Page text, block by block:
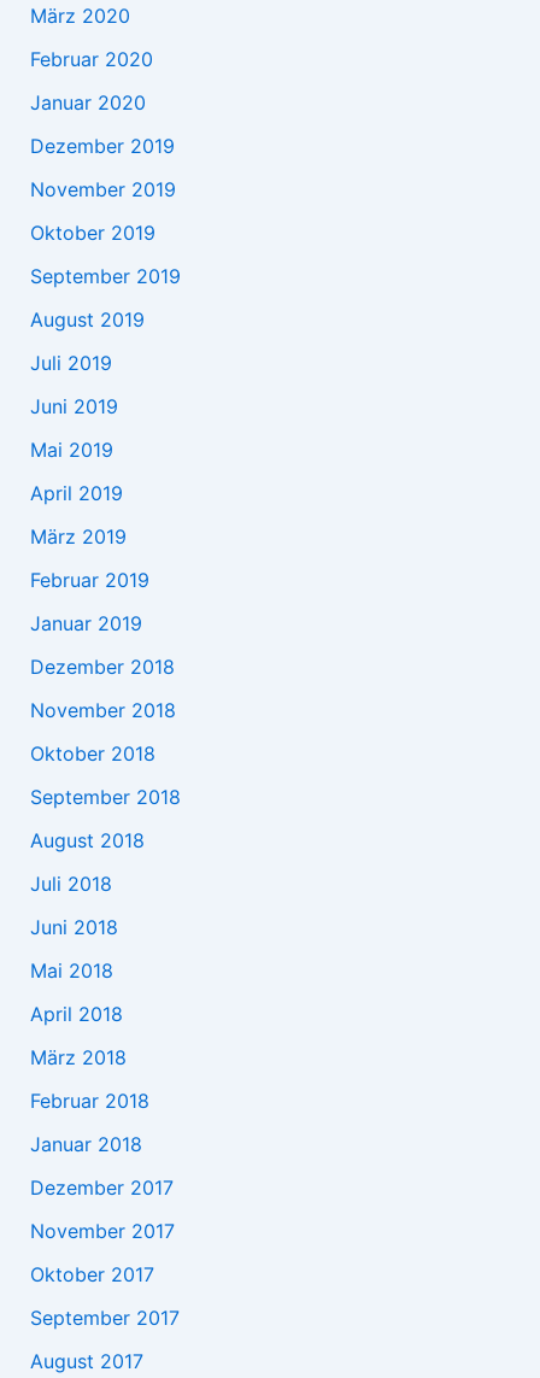
März 2020
Februar 2020
Januar 2020
Dezember 2019
November 2019
Oktober 2019
September 2019
August 2019
Juli 2019
Juni 2019
Mai 2019
April 2019
März 2019
Februar 2019
Januar 2019
Dezember 2018
November 2018
Oktober 2018
September 2018
August 2018
Juli 2018
Juni 2018
Mai 2018
April 2018
März 2018
Februar 2018
Januar 2018
Dezember 2017
November 2017
Oktober 2017
September 2017
August 2017